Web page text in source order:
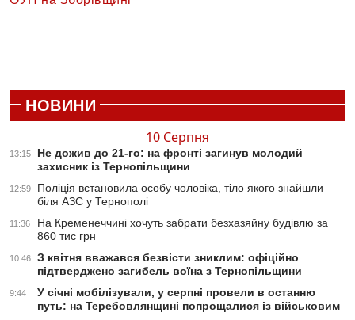
НОВИНИ
10 Серпня
13:15
Не дожив до 21-го: на фронті загинув молодий
захисник із Тернопільщини
12:59
Поліція встановила особу чоловіка, тіло якого знайшли
біля АЗС у Тернополі
11:36
На Кременеччині хочуть забрати безхазяйну будівлю за
860 тис грн
10:46
З квітня вважався безвісти зниклим: офіційно
підтверджено загибель воїна з Тернопільщини
9:44
У січні мобілізували, у серпні провели в останню
путь: на Теребовлянщині попрощалися із військовим